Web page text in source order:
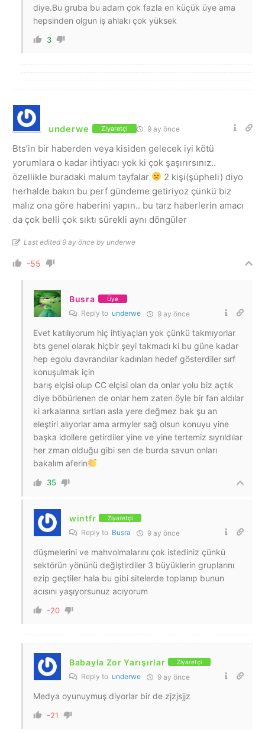
diye.Bu gruba bu adam çok fazla en küçük üye ama
hepsinden olgun iş ahlakı çok yüksek
3
underwe Ziyaretçi 9 ay önce
Bts’in bir haberden veya kisiden gelecek iyi kötü
yorumlara o kadar ihtiyacı yok ki çok şaşırırsınız..
özellikle buradaki malum tayfalar
2 kişi(şüpheli) diyo
herhalde bakın bu perf gündeme getiriyoz çünkü biz
malız ona göre haberini yapın.. bu tarz haberlerin amacı
da çok belli çok sıktı sürekli aynı döngüler
Last edited 9 ay önce by underwe
-55
Busra Üye
Reply to underwe 9 ay önce
Evet katılıyorum hiç ihtiyaçları yok çünkü takmıyorlar
bts genel olarak hiçbir şeyi takmadı ki bu güne kadar
hep egolu davrandılar kadınları hedef gösterdiler sırf
konuşulmak için
barış elçisi olup CC elçisi olan da onlar yolu biz açtık
diye böbürlenen de onlar hem zaten öyle bir fan aldılar
ki arkalarına sırtları asla yere değmez bak şu an
eleştiri alıyorlar ama armyler sağ olsun konuyu yine
başka idollere getirdiler yine ve yine tertemiz sıyrıldılar
her zman olduğu gibi sen de burda savun onları
bakalım aferin
35
wintfr Ziyaretçi
Reply to Busra 9 ay önce
düşmelerini ve mahvolmalarını çok istediniz çünkü
sektörün yönünü değiştirdiler 3 büyüklerin gruplarını
ezip geçtiler hala bu gibi sitelerde toplanıp bunun
acısını yaşıyorsunuz acıyorum
-20
Babayla Zor Yarışırlar Ziyaretçi
Reply to underwe 9 ay önce
Medya oyunuymuş diyorlar bir de zjzjsjjz
-21